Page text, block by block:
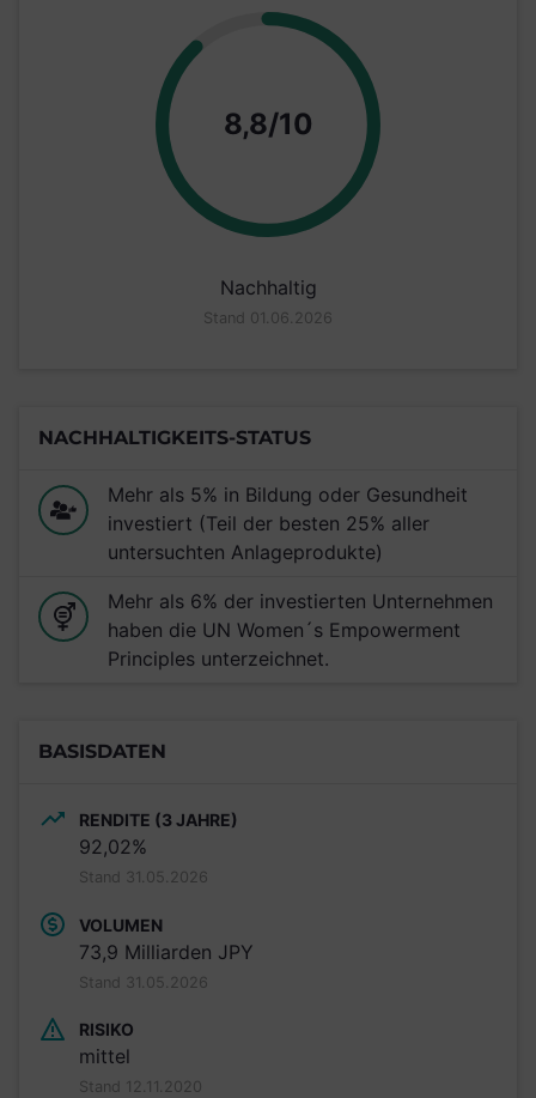
8,8/10 Punkte
Nachhaltig
Stand 01.06.2026
NACHHALTIGKEITS-STATUS
Mehr als 5% in Bildung oder Gesundheit
investiert (Teil der besten 25% aller
untersuchten Anlageprodukte)
Mehr als 6% der investierten Unternehmen
haben die UN Women´s Empowerment
Principles unterzeichnet.
BASISDATEN
RENDITE (3 JAHRE)
92,02%
Stand 31.05.2026
VOLUMEN
73,9 Milliarden JPY
Stand 31.05.2026
RISIKO
mittel
Stand 12.11.2020